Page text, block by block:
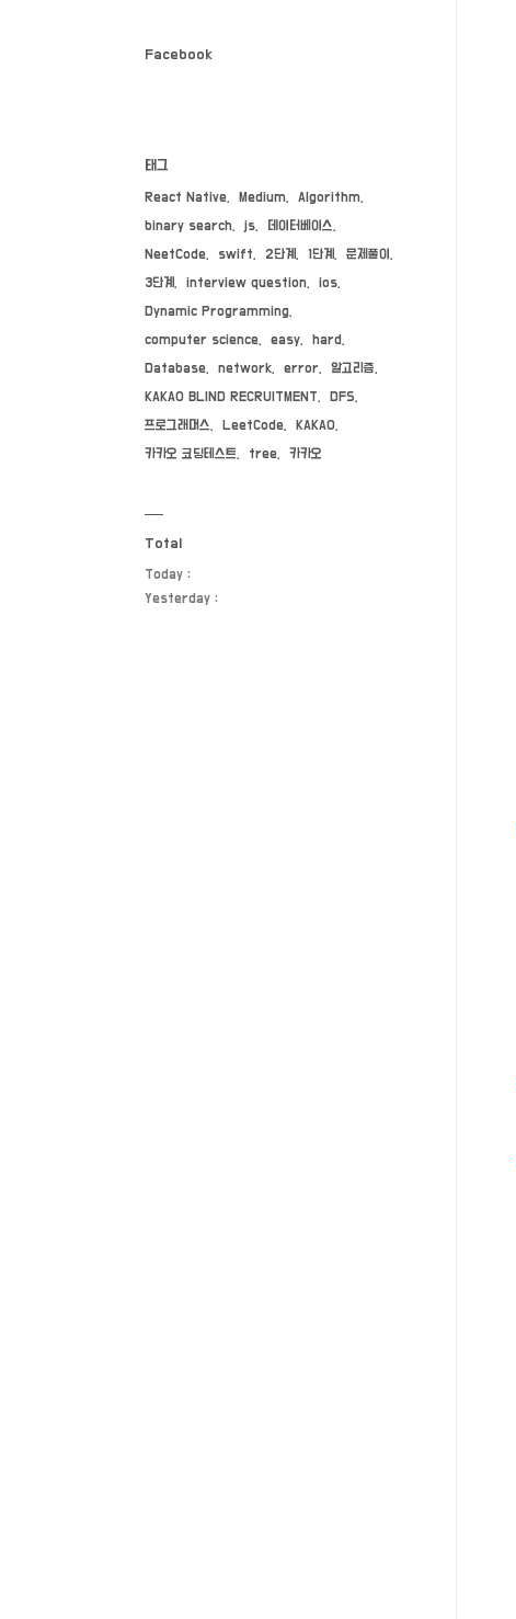
Facebook
태그
React Native Medium
Algorithm
binary search
js
데이터베이스
NeetCode
swift 2단계 1단계
문제풀이
3단계
interview question
ios
Dynamic Programming
computer science
easy
hard
Database
network error
알고리즘
KAKAO BLIND RECRUITMENT
DFS
프로그래머스
LeetCode
KAKAO
카카오 코딩테스트
tree 카카오
Total
Today :
Yesterday :